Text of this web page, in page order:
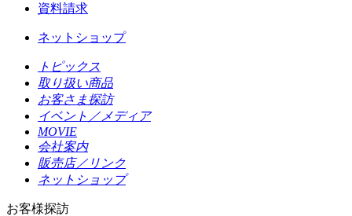
資料請求
ネットショップ
トピックス
取り扱い商品
お客さま探訪
イベント／メディア
MOVIE
会社案内
販売店／リンク
ネットショップ
お客様探訪